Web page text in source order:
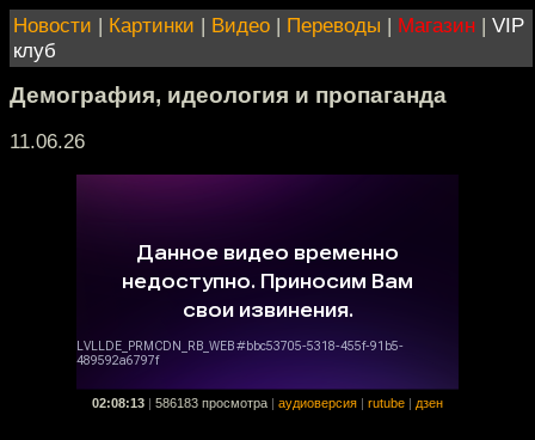
Новости | Картинки | Видео | Переводы | Магазин | VIP
клуб
Демография, идеология и пропаганда
11.06.26
02:08:13 586183 просмотра аудиоверсия rutube дзен